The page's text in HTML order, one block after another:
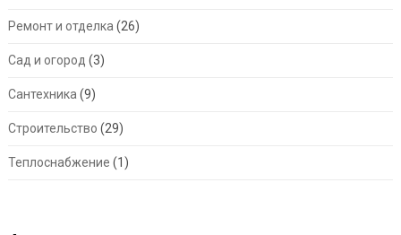
Ремонт и отделка (26)
Сад и огород (3)
Сантехника (9)
Строительство (29)
Теплоснабжение (1)